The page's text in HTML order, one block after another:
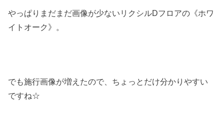
やっぱりまだまだ画像が少ないリクシルDフロアの《ホワ
イトオーク》。
でも施行画像が増えたので、ちょっとだけ分かりやすい
ですね☆